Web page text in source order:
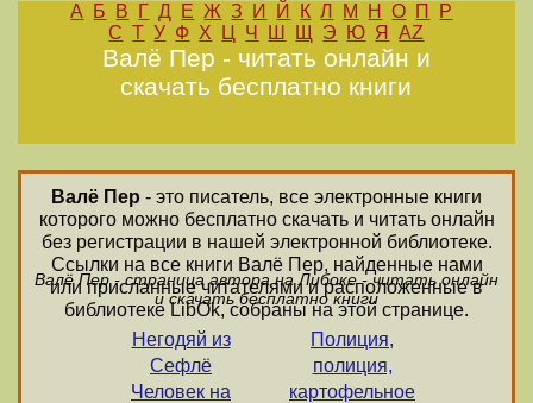
А Б В Г Д Е Ж З И Й К Л М Н О П
Р
С Т У Ф Х Ц Ч Ш Щ Э Ю Я AZ
Валё Пер - читать онлайн и
скачать бесплатно книги
Валё Пер - это писатель, все электронные книги
которого можно бесплатно скачать и читать онлайн
без регистрации в нашей электронной библиотеке.
Ссылки на все книги Валё Пер, найденные нами
или присланные читателями и расположенные в
библиотеке LibOk, собраны на этой странице.
Валё Пер - страница автора на Либоке - читать онлайн
и скачать бесплатно книги
Негодяй из
Сефлё
Человек на
Полиция,
полиция,
картофельное